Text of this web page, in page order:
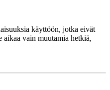
käyttöön, jotka eivät
vain muutamia hetkiä,